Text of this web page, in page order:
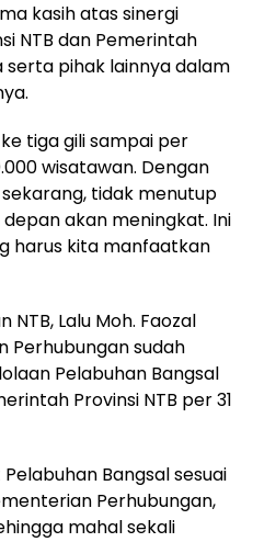
kasih atas sinergi
NTB dan Pemerintah
pihak lainnya dalam
tiga gili sampai per
wisatawan. Dengan
tidak menutup
akan meningkat. Ini
harus kita manfaatkan
NTB, Lalu Moh. Faozal
Perhubungan sudah
Pelabuhan Bangsal
Provinsi NTB per 31
Bangsal sesuai
Perhubungan,
mahal sekali